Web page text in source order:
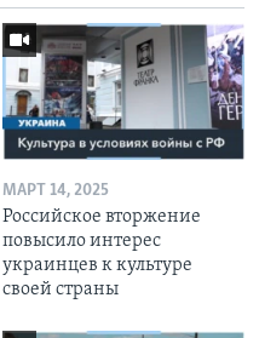
МАРТ 14, 2025
Российское вторжение
повысило интерес
украинцев к культуре
своей страны